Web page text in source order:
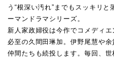
う“根深い汚れ”までもスッキリと
ーマンドラマシリーズ。
新人家政婦役は今作でコメディ
必至の久間田琳加。伊野尾慧や
仲間たちも続投します。毎回、